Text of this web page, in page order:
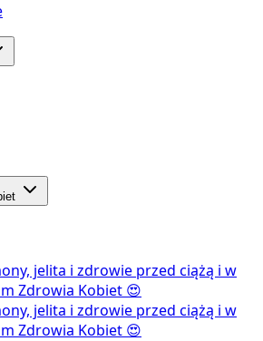
jelita i zdrowie przed ciążą i w
Zdrowia Kobiet 😍
jelita i zdrowie przed ciążą i w
Zdrowia Kobiet 😍